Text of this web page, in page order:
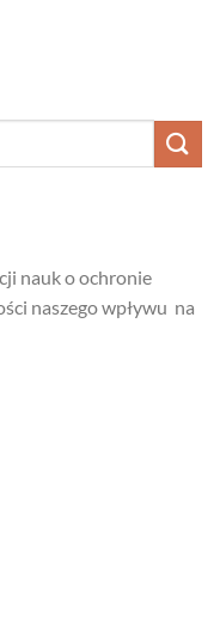
nauk o ochronie
naszego wpływu na